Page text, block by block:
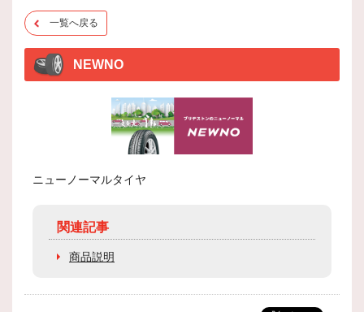
一覧へ戻る
NEWNO
ニューノーマルタイヤ
関連記事
商品説明